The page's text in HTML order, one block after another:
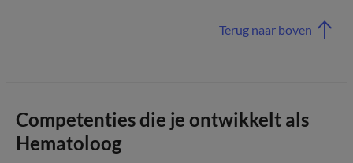
Terug naar boven
Competenties die je ontwikkelt als
Hematoloog